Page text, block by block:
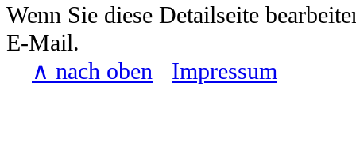
Wenn Sie diese Detailseite
E-Mail.
∧ nach oben
Impressum